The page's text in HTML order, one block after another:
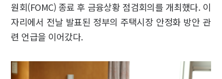
원회(FOMC) 종료 후 금융상황 점검회의를 개최했다. 이
자리에서 전날 발표된 정부의 주택시장 안정화 방안 관
련 언급을 이어갔다.